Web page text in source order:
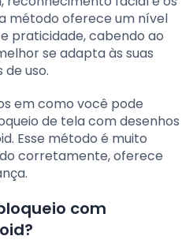
método oferece um nível
praticidade, cabendo ao
se adapta às suas
uso.
em como você pode
de tela com desenhos
Esse método é muito
corretamente, oferece
com